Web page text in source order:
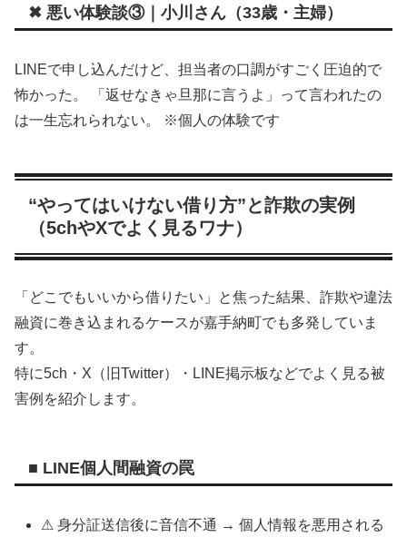
✖ 悪い体験談③｜小川さん（33歳・主婦）
LINEで申し込んだけど、担当者の口調がすごく圧迫的で
怖かった。 「返せなきゃ旦那に言うよ」って言われたの
は一生忘れられない。 ※個人の体験です
“やってはいけない借り方”と詐欺の実例
（5chやXでよく見るワナ）
「どこでもいいから借りたい」と焦った結果、詐欺や違法
融資に巻き込まれるケースが嘉手納町でも多発していま
す。
特に5ch・X（旧Twitter）・LINE掲示板などでよく見る被
害例を紹介します。
■ LINE個人間融資の罠
⚠ 身分証送信後に音信不通 → 個人情報を悪用される